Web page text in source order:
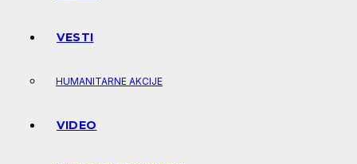
VESTI
HUMANITARNE AKCIJE
VIDEO